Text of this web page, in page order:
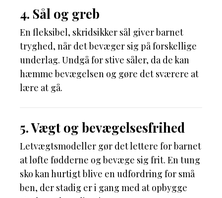
4. Sål og greb
En fleksibel, skridsikker sål giver barnet
tryghed, når det bevæger sig på forskellige
underlag. Undgå for stive såler, da de kan
hæmme bevægelsen og gøre det sværere at
lære at gå.
5. Vægt og bevægelsesfrihed
Letvægtsmodeller gør det lettere for barnet
at løfte fødderne og bevæge sig frit. En tung
sko kan hurtigt blive en udfordring for små
ben, der stadig er i gang med at opbygge